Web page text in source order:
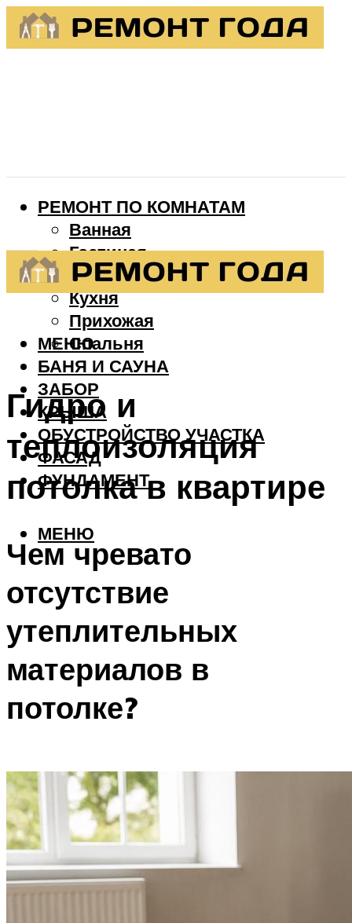
РЕМОНТ ПО КОМНАТАМ
Ванная
Гостиная
Детская
Кухня
Прихожая
Спальня
БАНЯ И САУНА
ЗАБОР
КРЫША
ОБУСТРОЙСТВО УЧАСТКА
ФАСАД
ФУНДАМЕНТ
МЕНЮ
МЕНЮ
Гидро и
теплоизоляция
потолка в квартире
Чем чревато
отсутствие
утеплительных
материалов в
потолке?